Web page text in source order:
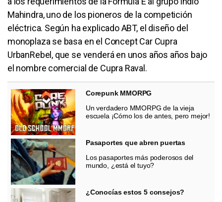
Mahindra, uno de los pioneros de la competición
eléctrica. Según ha explicado ABT, el diseño del
monoplaza se basa en el Concept Car Cupra
UrbanRebel, que se venderá en unos años años bajo
el nombre comercial de Cupra Raval.
Corepunk MMORPG
Un verdadero MMORPG de la vieja
escuela ¡Cómo los de antes, pero mejor!
Pasaportes que abren puertas
Los pasaportes más poderosos del
mundo, ¿está el tuyo?
¿Conocías estos 5 consejos?